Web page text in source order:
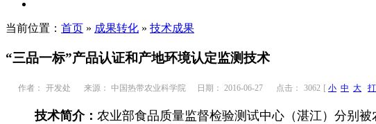
当前位置： 首页 » 成果转化 » 技术成果
“三品一标”产品认证和产地环境认定监测技术
作者： 开发处 来源： 中国热带农业科学院 日期： 2016-06-27 点击： 3062 [ 小 中 大
技术简介： 农业部食品质量监督检验测试中心（湛江）分别